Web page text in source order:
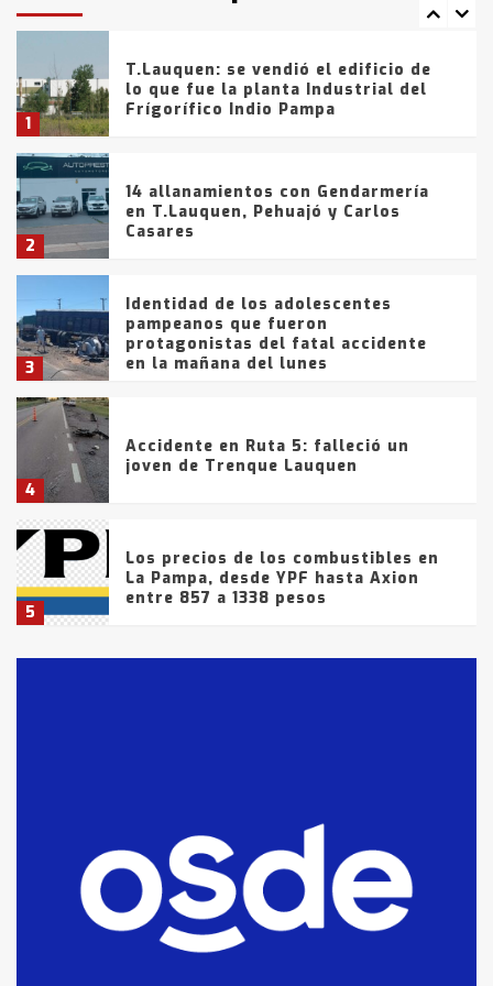
tarde del sábado
1
T.Lauquen: se vendió el edificio de
lo que fue la planta Industrial del
Frígorífico Indio Pampa
2
14 allanamientos con Gendarmería
en T.Lauquen, Pehuajó y Carlos
Casares
3
Identidad de los adolescentes
pampeanos que fueron
protagonistas del fatal accidente
en la mañana del lunes
4
Accidente en Ruta 5: falleció un
joven de Trenque Lauquen
5
Los precios de los combustibles en
La Pampa, desde YPF hasta Axion
entre 857 a 1338 pesos
fueron detenidos por
comercialización de drogas en la
tarde del sábado
T.Lauquen: se vendió el edificio de
lo que fue la planta Industrial del